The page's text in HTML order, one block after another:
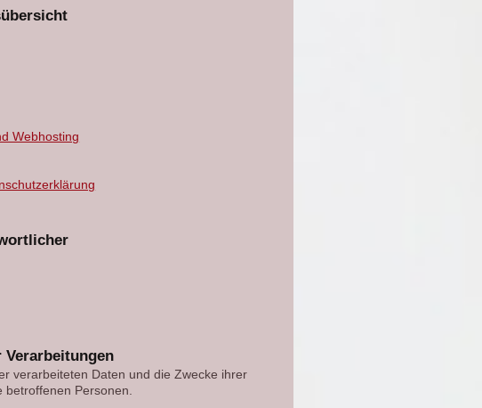
Webhosting
Verarbeitungen
verarbeiteten Daten und die Zwecke ihrer
Personen.